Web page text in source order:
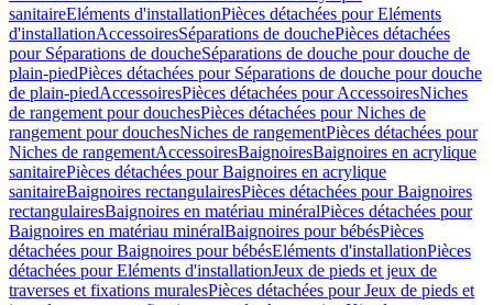
sanitaireEléments d'installationPièces détachées pour Eléments
d'installationAccessoiresSéparations de douchePièces détachées
pour Séparations de doucheSéparations de douche pour douche de
plain-piedPièces détachées pour Séparations de douche pour douche
de plain-piedAccessoiresPièces détachées pour AccessoiresNiches
de rangement pour douchesPièces détachées pour Niches de
rangement pour douchesNiches de rangementPièces détachées pour
Niches de rangementAccessoiresBaignoiresBaignoires en acrylique
sanitairePièces détachées pour Baignoires en acrylique
sanitaireBaignoires rectangulairesPièces détachées pour Baignoires
rectangulairesBaignoires en matériau minéralPièces détachées pour
Baignoires en matériau minéralBaignoires pour bébésPièces
détachées pour Baignoires pour bébésEléments d'installationPièces
détachées pour Eléments d'installationJeux de pieds et jeux de
traverses et fixations muralesPièces détachées pour Jeux de pieds et